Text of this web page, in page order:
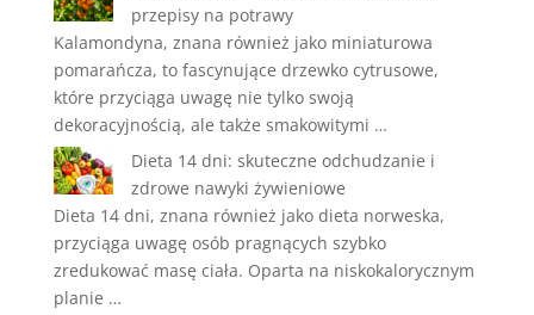
przepisy na potrawy
Kalamondyna, znana również jako miniaturowa
pomarańcza, to fascynujące drzewko cytrusowe,
które przyciąga uwagę nie tylko swoją
dekoracyjnością, ale także smakowitymi …
Dieta 14 dni: skuteczne odchudzanie i
zdrowe nawyki żywieniowe
Dieta 14 dni, znana również jako dieta norweska,
przyciąga uwagę osób pragnących szybko
zredukować masę ciała. Oparta na niskokalorycznym
planie …